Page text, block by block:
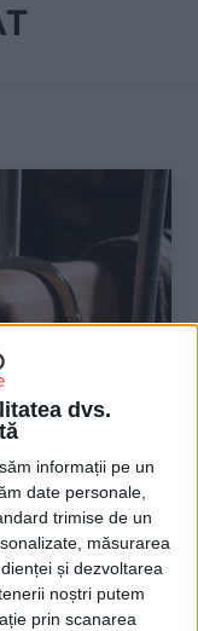
dvs.
informații pe un
date personale,
trimise de un
măsurarea
și dezvoltarea
noștri putem
prin scanarea
în